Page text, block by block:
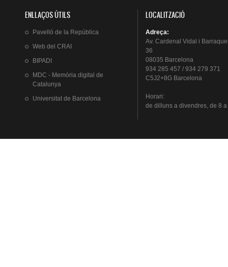
ENLLAÇOS ÚTILS
Pavelló de la República
Web del CRAI
BIPADI
MDC - Memòria digital de
Catalunya
Universitat de Barcelona
LOCALITZACIÓ
Adreça:
Av. Cardenal Vidal i
36
08035 Barcelona
934 285 457 / 934 279 371
C5J2+8G Barcelona
Horari:
de dillunsa divendres, de 8